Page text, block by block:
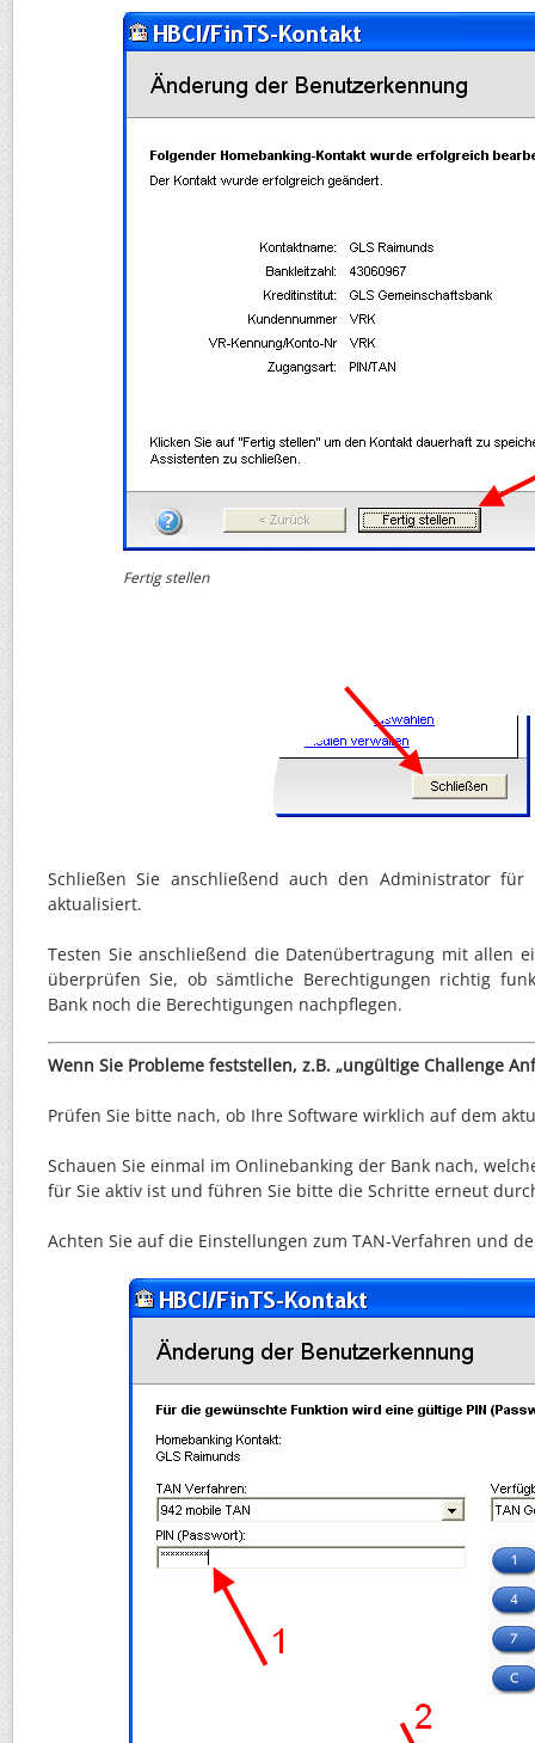
Fertig stellen
Schließen Sie anschließend auch den Administrator für
aktualisiert.
Testen Sie anschließend die Datenübertragung mit allen
überprüfen Sie, ob sämtliche Berechtigungen richtig
Bank noch die Berechtigungen nachpflegen.
Wenn Sie Probleme feststellen, z.B. „ungültige Challenge
Prüfen Sie bitte nach, ob Ihre Software wirklich auf dem
Schauen Sie einmal im Onlinebanking der Bank nach,
für Sie aktiv ist und führen Sie bitte die Schritte erneut
Achten Sie auf die Einstellungen zum TAN-Verfahren und